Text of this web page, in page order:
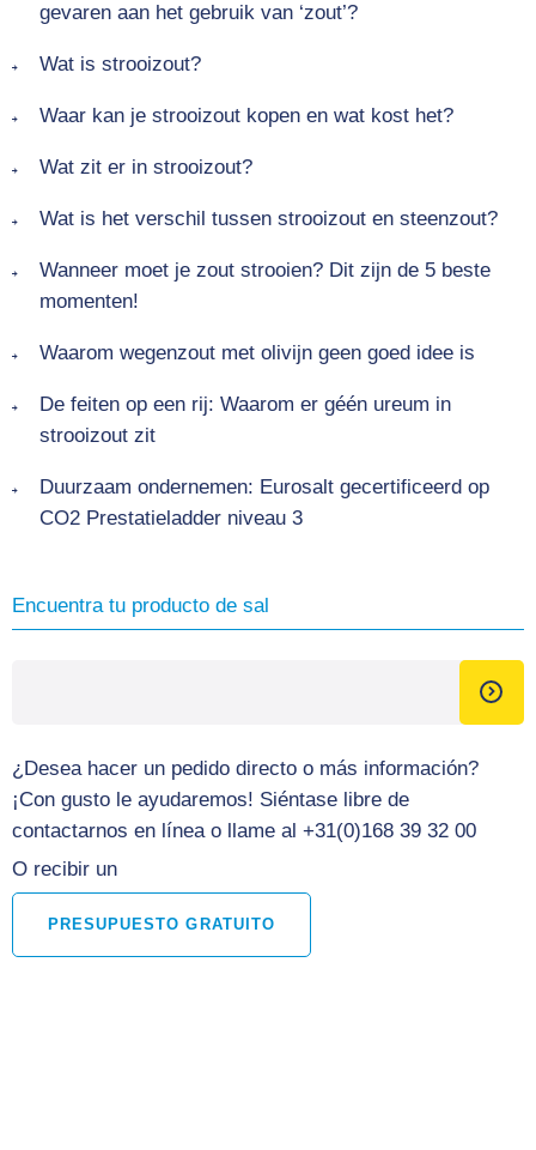
gevaren aan het gebruik van ‘zout’?
Wat is strooizout?
Waar kan je strooizout kopen en wat kost het?
Wat zit er in strooizout?
Wat is het verschil tussen strooizout en steenzout?
Wanneer moet je zout strooien? Dit zijn de 5 beste
momenten!
Waarom wegenzout met olivijn geen goed idee is
De feiten op een rij: Waarom er géén ureum in
strooizout zit
Duurzaam ondernemen: Eurosalt gecertificeerd op
CO2 Prestatieladder niveau 3
Encuentra tu producto de sal
¿Desea hacer un pedido directo o más información?
¡Con gusto le ayudaremos! Siéntase libre de
contactarnos en línea o llame al +31(0)168 39 32 00
O recibir un
PRESUPUESTO GRATUITO